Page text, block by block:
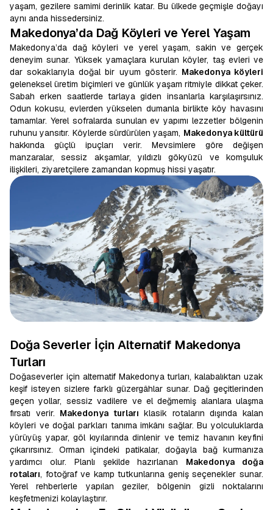
yaşam, gezilere samimi derinlik katar. Bu ülkede geçmişle doğayı
aynı anda hissedersiniz.
Makedonya’da Dağ Köyleri ve Yerel Yaşam
Makedonya’da dağ köyleri ve yerel yaşam, sakin ve gerçek
deneyim sunar. Yüksek yamaçlara kurulan köyler, taş evleri ve
dar sokaklarıyla doğal bir uyum gösterir. Makedonya köyleri
geleneksel üretim biçimleri ve günlük yaşam ritmiyle dikkat çeker.
Sabah erken saatlerde tarlaya giden insanlarla karşılaşırsınız.
Odun kokusu, evlerden yükselen dumanla birlikte köy havasını
tamamlar. Yerel sofralarda sunulan ev yapımı lezzetler bölgenin
ruhunu yansıtır. Köylerde sürdürülen yaşam, Makedonya kültürü
hakkında güçlü ipuçları verir. Mevsimlere göre değişen
manzaralar, sessiz akşamlar, yıldızlı gökyüzü ve komşuluk
ilişkileri, ziyaretçilere zamandan kopmuş hissi yaşatır.
Doğa Severler İçin Alternatif Makedonya
Turları
Doğaseverler için alternatif Makedonya turları, kalabalıktan uzak
keşif isteyen sizlere farklı güzergâhlar sunar. Dağ geçitlerinden
geçen yollar, sessiz vadilere ve el değmemiş alanlara ulaşma
fırsatı verir. Makedonya turları klasik rotaların dışında kalan
köyleri ve doğal parkları tanıma imkânı sağlar. Bu yolculuklarda
yürüyüş yapar, göl kıyılarında dinlenir ve temiz havanın keyfini
çıkarırsınız. Orman içindeki patikalar, doğayla bağ kurmanıza
yardımcı olur. Planlı şekilde hazırlanan Makedonya doğa
rotaları, fotoğraf ve kamp tutkunlarına geniş seçenekler sunar.
Yerel rehberlerle yapılan geziler, bölgenin gizli noktalarını
keşfetmenizi kolaylaştırır.